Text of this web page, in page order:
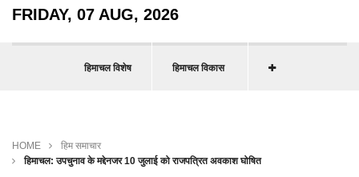
FRIDAY, 07 AUG, 2026
हिमाचल विशेष हिमाचल विकास
HOME
हिम समाचार
हिमाचल: उपचुनाव के मद्देनजर 10 जुलाई को राजपत्रित अवकाश घोषित